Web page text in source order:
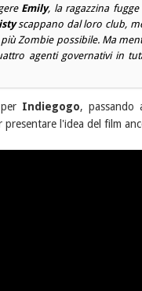
Emily, la ragazzina
scappano dal loro club,
Zombie possibile. Ma
agenti governativi in
Indiegogo, passando
l'idea del film